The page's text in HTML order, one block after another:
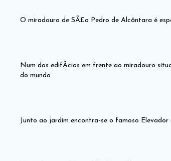
O miradouro de SÃ£o Pedro de Alcântara é
Num dos edifÃ­cios em frente ao miradouro
do mundo.
Junto ao jardim encontra-se o famoso